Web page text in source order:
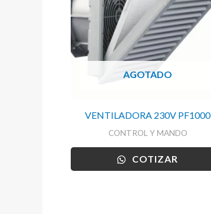
AGOTADO
VENTILADORA 230V PF1000
CONTROL Y MANDO
COTIZAR